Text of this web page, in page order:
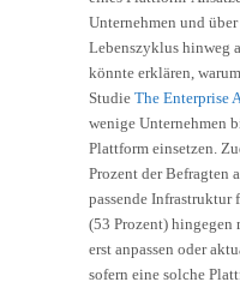
Unternehmen und
Lebenszyklus hinweg
könnte erklären,
Studie The Enterprise
wenige Unternehmen
Plattform einsetzen.
Prozent der Befragten
passende
(53 Prozent) hingegen
erst anpassen oder
sofern eine solche